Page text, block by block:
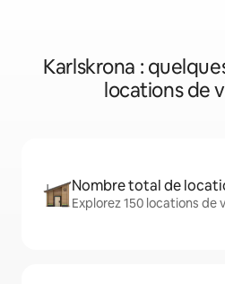
Karlskrona :
locations de
Nombre total de
Explorez 150 locations de